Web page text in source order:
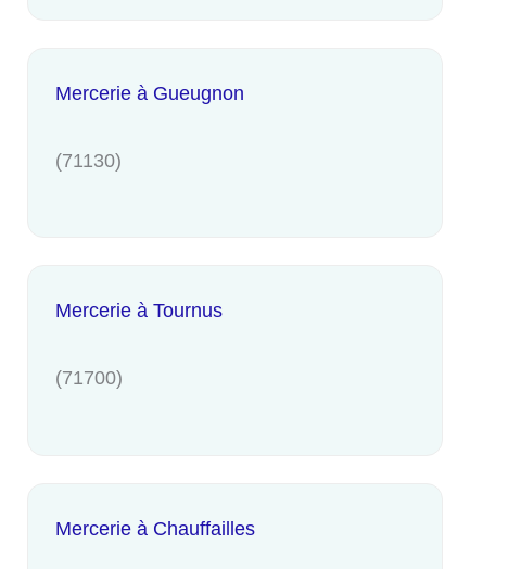
Mercerie à Gueugnon
(71130)
Mercerie à Tournus
(71700)
Mercerie à Chauffailles